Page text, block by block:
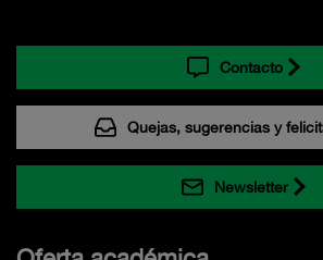
Contacto
Quejas, sugerencias y
Newsletter